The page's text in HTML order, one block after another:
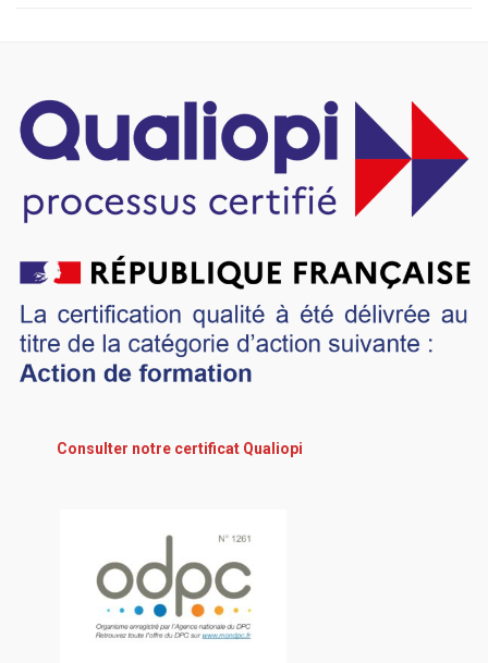
Consulter notre certificat Qualiopi